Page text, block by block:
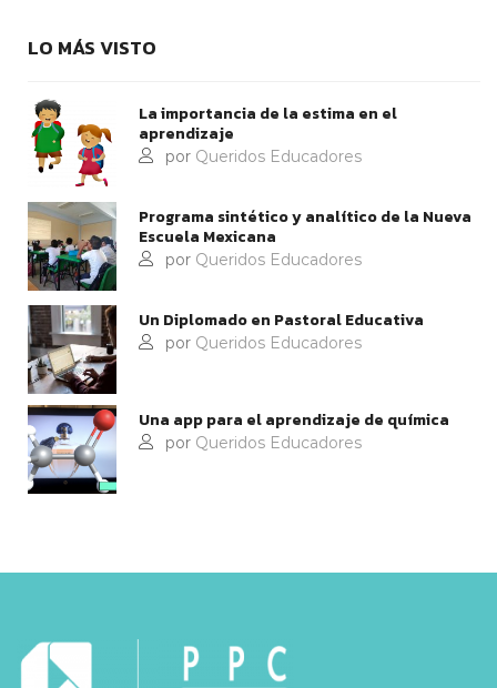
LO MÁS VISTO
La importancia de la estima en el
aprendizaje
por Queridos Educadores
Programa sintético y analítico de la Nueva
Escuela Mexicana
por Queridos Educadores
Un Diplomado en Pastoral Educativa
por Queridos Educadores
Una app para el aprendizaje de química
por Queridos Educadores